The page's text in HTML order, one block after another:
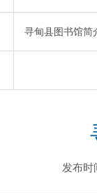
寻甸县图书馆简
发布时